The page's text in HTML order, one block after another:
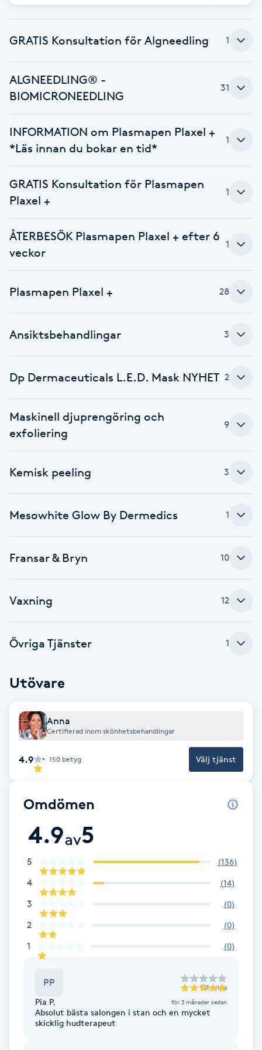
Babylights
Bambumassage
Barnklippning
BIAB
Blowout
Bottenfärg
Brynfärgning
Bröllopsuppsättning
C
Celluliter
Color correction
Dermapen
Diamantslipning
Enzympeeling
Extensions
Eyeliner-tatuering
Face framing
Faceliftmassage
Fet hårbotten
Fettreducering
Fibromassage
Fotmassage
GRATIS Konsultation för Algneedling 1
ALGNEEDLING® -
BIOMICRONEEDLING
31
INFORMATION om Plasmapen Plaxel +
*Läs innan du bokar en tid*
1
GRATIS Konsultation för Plasmapen
Plaxel +
1
ÅTERBESÖK Plasmapen Plaxel + efter 6
veckor
1
Plasmapen Plaxel + 28
Ansiktsbehandlingar 3
Dp Dermaceuticals L.E.D. Mask NYHET 2
Maskinell djuprengöring och
exfoliering
9
Kemisk peeling 3
Mesowhite Glow By Dermedics 1
Fransar & Bryn 10
Vaxning 12
Övriga Tjänster 1
Utövare
Anna
Certifierad inom skönhetsbehandlingar
4.9 150 betyg Välj tjänst
Omdömen
4.9av5
5 (136)
4 (14)
3 (0)
2 (0)
1 (0)
PP till Anna
Pia P. för 3 månader sedan
Absolut bästa salongen i stan och en mycket
skicklig hudterapeut